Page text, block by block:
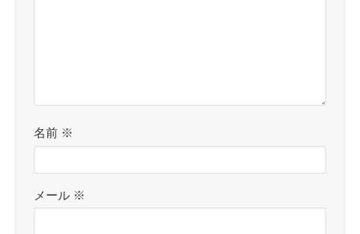
名前 ※
メール ※